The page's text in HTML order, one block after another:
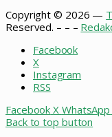
Copyright © 2026 —
Reserved. – – –
Facebook
X
Instagram
RSS
Facebook X WhatsApp
Back to top button